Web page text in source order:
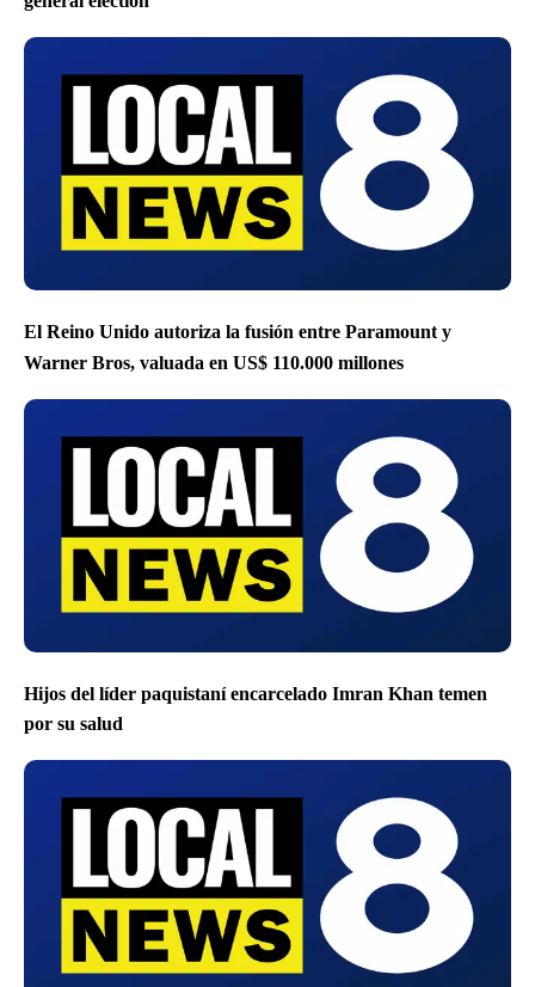
El Reino Unido autoriza la fusión entre Paramount y
Warner Bros, valuada en US$ 110.000 millones
Hijos del líder paquistaní encarcelado Imran Khan temen
por su salud